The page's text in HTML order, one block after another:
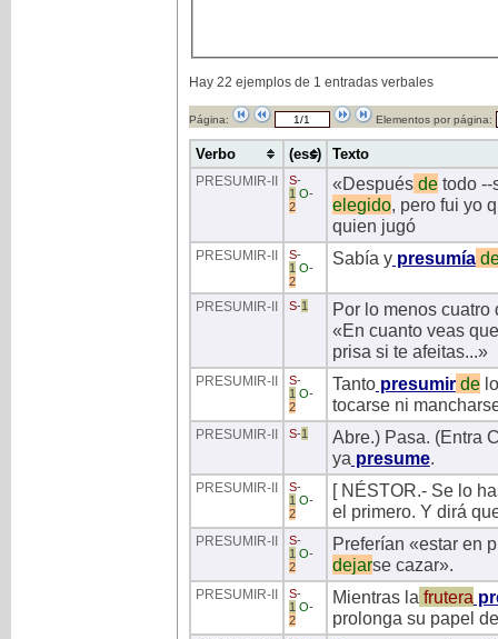
Hay 22 ejemplos de 1 entradas verbales
Página: Elementos por página:
Verbo (ess) Texto
PRESUMIR-II S-
1 O-
2
«Despuésdetodo --
elegido, pero fui yo
quien jugó
PRESUMIR-II S-
1 O-
2
Sabía ypresumía
PRESUMIR-II S-1
Por lo menos cuatro
«En cuanto veas
prisa si te afeitas...»
PRESUMIR-II S-
1 O-
2
Tantopresumirdelo
tocarse ni
PRESUMIR-II S-1
Abre.) Pasa. (Entra
ya presume.
PRESUMIR-II S-
1 O-
2
[ NÉSTOR.- Se lo
el primero. Y dirá
PRESUMIR-II S-
1 O-
2
Preferían «estar en
dejarse cazar».
PRESUMIR-II S-
1 O-
2
Mientras la frutera
prolonga su papel